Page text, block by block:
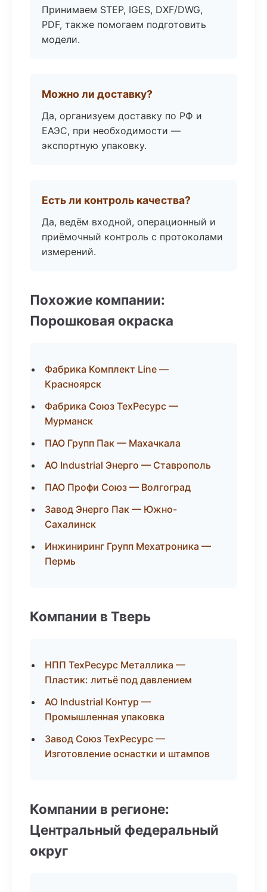
Принимаем STEP, IGES, DXF/DWG,
PDF, также помогаем подготовить
модели.
Можно ли доставку?
Да, организуем доставку по РФ и
ЕАЭС, при необходимости —
экспортную упаковку.
Есть ли контроль качества?
Да, ведём входной, операционный и
приёмочный контроль с протоколами
измерений.
Похожие компании:
Порошковая окраска
Фабрика Комплект Line —
Красноярск
Фабрика Союз ТехРесурс —
Мурманск
ПАО Групп Пак — Махачкала
АО Industrial Энерго — Ставрополь
ПАО Профи Союз — Волгоград
Завод Энерго Пак — Южно-
Сахалинск
Инжиниринг Групп Мехатроника —
Пермь
Компании в Тверь
НПП ТехРесурс Металлика —
Пластик: литьё под давлением
АО Industrial Контур —
Промышленная упаковка
Завод Союз ТехРесурс —
Изготовление оснастки и штампов
Компании в регионе:
Центральный федеральный
округ